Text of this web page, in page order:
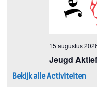
Bekijk alle Activiteiten